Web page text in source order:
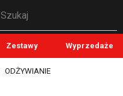
Szukaj
Zestawy Wyprzedaże
ODŻYWIANIE